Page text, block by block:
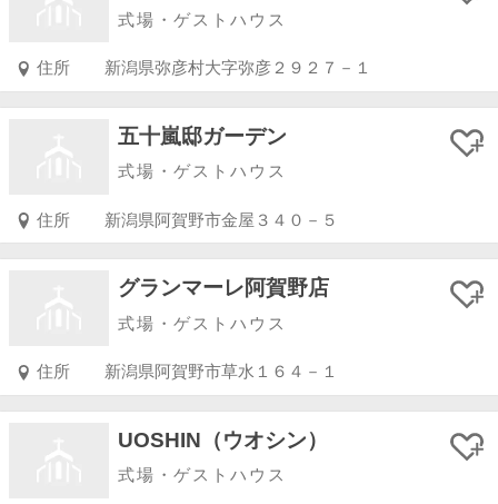
式場・ゲストハウス
住所 新潟県弥彦村大字弥彦２９２７－１
五十嵐邸ガーデン
式場・ゲストハウス
住所 新潟県阿賀野市金屋３４０－５
グランマーレ阿賀野店
式場・ゲストハウス
住所 新潟県阿賀野市草水１６４－１
UOSHIN（ウオシン）
式場・ゲストハウス